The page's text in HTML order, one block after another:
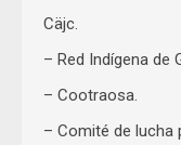
Cäjc.
– Red Indígena de
– Cootraosa.
– Comité de lucha